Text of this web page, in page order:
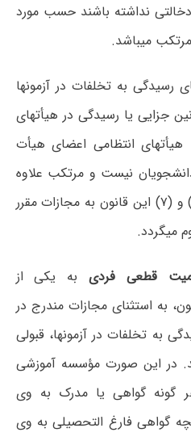
نداشته باشند حسب مورد
میباشد.
رسیدگی به تخلفات در آزمونها
جزایی یا رسیدگی در هیأتهای
انتظامی اعضای هیأت
نیست و مرتکب علاوه
بر مجازات مندرج در مواد ( ۶) و (۷) این قانون به مجازات مقرر
میگردد.
قطعی فردیبه یکی از
به استثنای مجازات مندرج در
هیات رسیدگی به تخلفات در آزمونها، قبولی
در این صورت مؤسسه آموزشی
گونه گواهی یا مدرک به وی
گواهی فارغ التحصیلی به وی